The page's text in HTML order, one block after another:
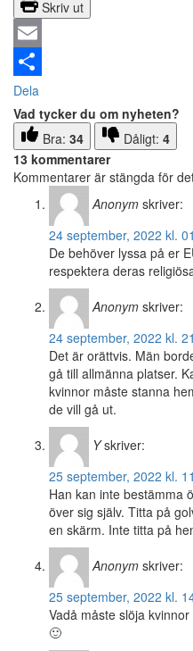
Skriv ut
Email
Dela
Vad tycker du om nyheten?
Bra: 34 Dåligt: 4
13 kommentarer
Kommentarer är stängda för
Anonym skriver:
24 september, 2022 kl.
De behöver lyssa på er
respektera deras
Anonym skriver:
24 september, 2022 kl.
Det är orättvis. Män
gå till allmänna platser.
kvinnor måste stanna
de vill gå ut.
Y skriver:
25 september, 2022 kl.
Han kan inte bestämma
över sig själv. Titta på
en skärm. Inte titta på
Anonym skriver:
25 september, 2022 kl.
Vadå måste slöja
🙂